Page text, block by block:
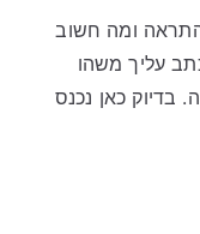
ומה חשוב
עליך משהו
בדיוק כאן נכנס